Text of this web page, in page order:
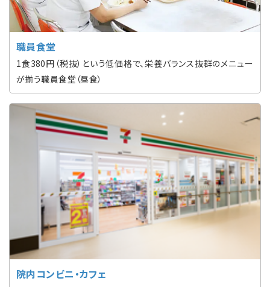
職員食堂
1食380円（税抜）という低価格で、栄養バランス抜群のメニュー
が揃う職員食堂（昼食）
院内コンビニ・カフェ